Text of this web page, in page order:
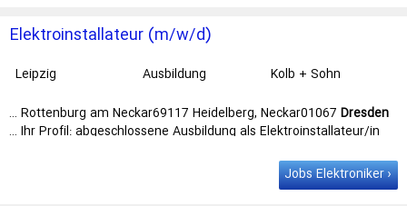
Elektroinstallateur (m/w/d)
Leipzig Ausbildung
Kolb + Sohn
ungen GmbH
… Rottenburg am Neckar69117 Heidelberg, Neckar01067 Dresden
… Ihr Profil: abgeschlossene Ausbildung als Elektroinstallateur/in
Jobs Elektroniker